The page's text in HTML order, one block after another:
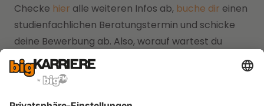
Checke hier alle weiteren Infos ab, buche dir einen
studienfachlichen Beratungstermin und schicke
deine Bewerbung ab. Also, worauf wartest du
noch?